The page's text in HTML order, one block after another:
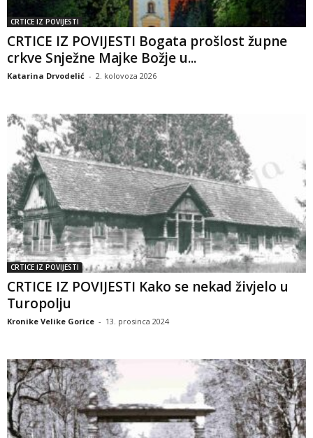
CRTICE IZ POVIJESTI
CRTICE IZ POVIJESTI Bogata prošlost župne
crkve Snježne Majke Božje u...
Katarina Drvodelić - 2. kolovoza 2026
CRTICE IZ POVIJESTI
CRTICE IZ POVIJESTI Kako se nekad živjelo u
Turopolju
Kronike Velike Gorice - 13. prosinca 2024